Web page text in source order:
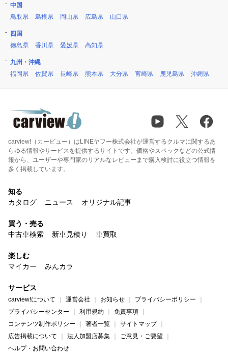
中国
鳥取県
島根県 岡山県 広島県 山口県
四国
徳島県
香川県 愛媛県 高知県
九州・沖縄
福岡県
佐賀県 長崎県 熊本県 大分県 宮崎県 鹿児島県 沖縄県
carview!（カービュー）はLINEヤフー株式会社が運営するクルマに関するあ
らゆる情報やサービスを提供するサイトです。価格やスペックなどの公式情
報から、ユーザーや専門家のリアルなレビューまで購入検討に役立つ情報を
多く掲載しています。
知る
カタログ
ニュース オリジナル記事
買う・売る
中古車検索
新車見積り 車買取
楽しむ
マイカー
みんカラ
サービス
carview!について 運営会社 お知らせ
プライバシーポリシー
プライバシーセンター
利用規約
免責事項
コンテンツ制作ポリシー
著者一覧
サイトマップ
広告掲載について
法人加盟店募集
ご意見・ご要望
ヘルプ・お問い合わせ